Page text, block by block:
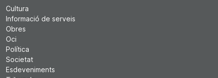
Cultura
Informació de serveis
Obres
Oci
Política
Societat
Esdeveniments